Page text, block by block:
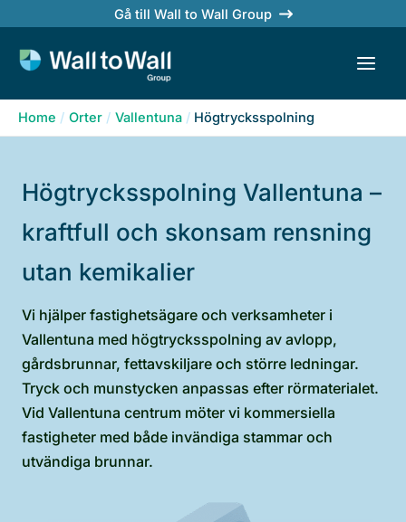
content
Gå till Wall to Wall Group
Home Orter Vallentuna Högtrycksspolning
Högtrycksspolning Vallentuna –
kraftfull och skonsam rensning
utan kemikalier
Vi hjälper fastighetsägare och verksamheter i
Vallentuna med högtrycksspolning av avlopp,
gårdsbrunnar, fettavskiljare och större ledningar.
Tryck och munstycken anpassas efter rörmaterialet.
Vid Vallentuna centrum möter vi kommersiella
fastigheter med både invändiga stammar och
utvändiga brunnar.